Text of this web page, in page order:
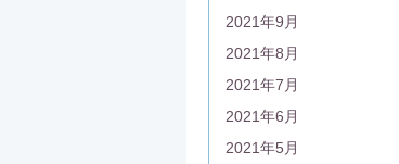
2021年9月
2021年8月
2021年7月
2021年6月
2021年5月